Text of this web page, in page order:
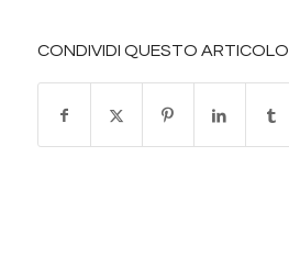
CONDIVIDI QUESTO ARTICOLO